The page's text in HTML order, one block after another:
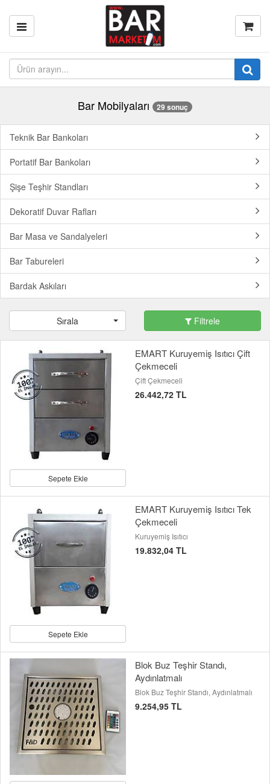
Bar Mobilyaları 29 sonuç
Teknik Bar Bankoları
Portatif Bar Bankoları
Şişe Teşhir Standları
Dekoratif Duvar Rafları
Bar Masa ve Sandalyeleri
Bar Tabureleri
Bardak Askıları
Sırala Filtrele
Sepete Ekle
EMART Kuruyemiş Isıtıcı Çift
Çekmeceli
Çift Çekmeceli
26.442,72 TL
Sepete Ekle
EMART Kuruyemiş Isıtıcı Tek
Çekmeceli
Kuruyemiş Isıtıcı
19.832,04 TL
Blok Buz Teşhir Standı,
Aydınlatmalı
Blok Buz Teşhir Standı, Aydınlatmalı
9.254,95 TL